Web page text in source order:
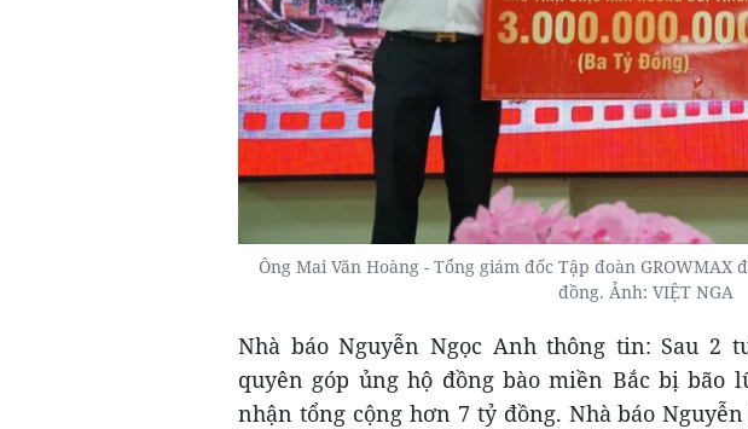
Ông Mai Văn Hoàng - Tổng giám đốc Tập đoàn
đồng. Ảnh: VIỆT NGA
Nhà báo Nguyễn Ngọc Anh thông tin: Sau 2
quyên góp ủng hộ đồng bào miền Bắc bị bão
nhận tổng cộng hơn 7 tỷ đồng. Nhà báo Nguyễn